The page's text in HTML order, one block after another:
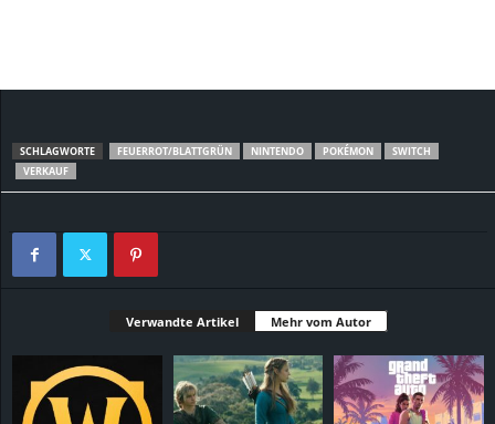
SCHLAGWORTE FEUERROT/BLATTGRÜN NINTENDO POKÉMON
SWITCH
VERKAUF
Verwandte Artikel Mehr vom Autor